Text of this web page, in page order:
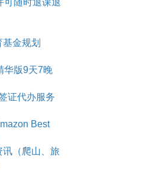
可随时退课退
金规划
华版9天7晚
证代办服务
Best
（爬山、旅